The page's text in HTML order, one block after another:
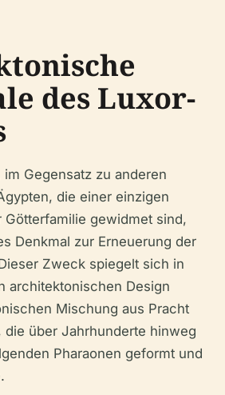
des Luxor-
Gegensatz zu anderen
die einer einzigen
Götterfamilie gewidmet sind,
Denkmal zur Erneuerung der
Zweck spiegelt sich in
architektonischen Design
Mischung aus Pracht
die über Jahrhunderte hinweg
Pharaonen geformt und